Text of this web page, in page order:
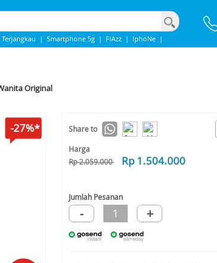
| Smartphone 5g | FlAzz | IphoNe |
Original
-27%* Share to
Harga
Rp 2.059.000
Rp 1.504.000
Jumlah Pesanan
- 1 +